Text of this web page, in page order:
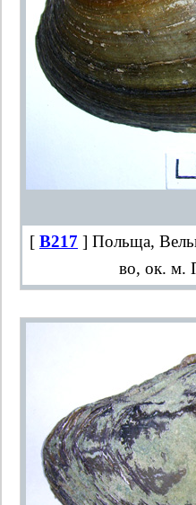
[ B217 ] Польща,
во, ок. м.